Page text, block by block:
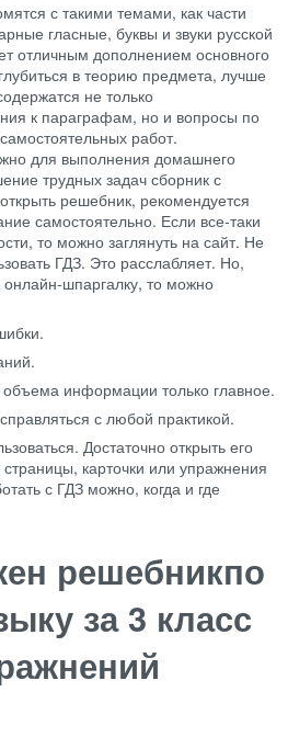
с такими темами, как части
гласные, буквы и звуки русской
отличным дополнением основного
в теорию предмета, лучше
не только
к параграфам, но и вопросы по
работ.
для выполнения домашнего
трудных задач сборник с
решебник, рекомендуется
самостоятельно. Если все-таки
то можно заглянуть на сайт. Не
ГДЗ. Это расслабляет. Но,
шпаргалку, то можно
информации только главное.
с любой практикой.
Достаточно открыть его
карточки или упражнения
с ГДЗ можно, когда и где
решебникпо
за 3 класс